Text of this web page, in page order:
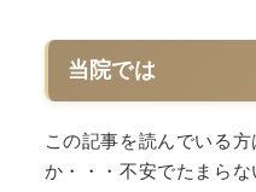
当院では
この記事を読んでいる
か・・・不安でたまら